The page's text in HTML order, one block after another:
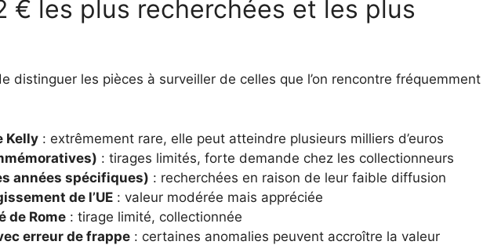
€ les plus recherchées et les plus
distinguer les pièces à surveiller de celles que l’on rencontre fréquemment
Kelly : extrêmement rare, elle peut atteindre plusieurs milliers d’euros
: tirages limités, forte demande chez les collectionneurs
années spécifiques) : recherchées en raison de leur faible diffusion
de l’UE : valeur modérée mais appréciée
de Rome : tirage limité, collectionnée
erreur de frappe : certaines anomalies peuvent accroître la valeur